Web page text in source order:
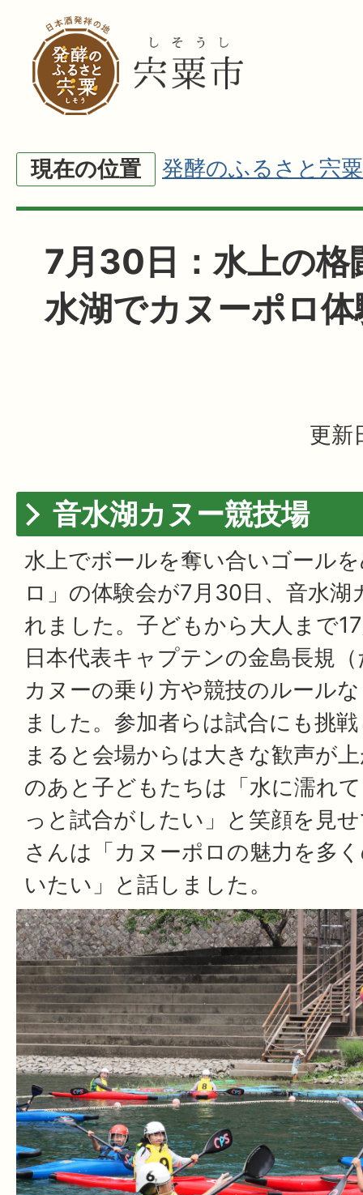
現在の位置 発酵のふるさと宍粟
7月30日：水上の格
水湖でカヌーポロ
更新
音水湖カヌー競技場
水上でボールを奪い合いゴール
ロ」の体験会が7月30日、音水湖
れました。子どもから大人まで
日本代表キャプテンの金島長規
カヌーの乗り方や競技のルール
ました。参加者らは試合にも挑
まると会場からは大きな歓声が
のあと子どもたちは「水に濡れ
っと試合がしたい」と笑顔を見
さんは「カヌーポロの魅力を多
いたい」と話しました。